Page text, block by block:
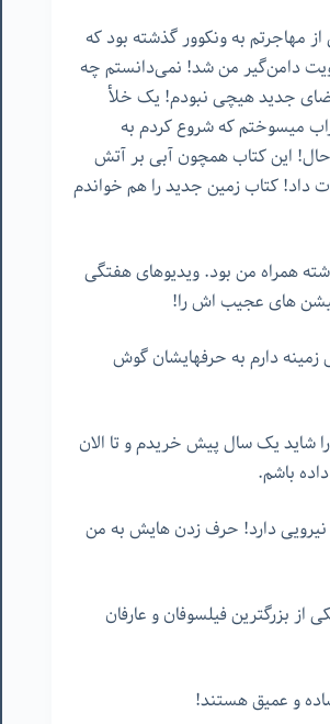
مهاجرتم به ونکوور گذشته بود که
دامن‌گیر من شد! نمی‌دانستم چه
جدید هیچی نبودم! یک خلأ
میسوختم که شروع کردم به
این کتاب همچون آبی بر آتش
داد! کتاب زمین جدید را هم خواندم
٩ سال گذشته همراه من بود. ویدیوهای هفتگی
های عجیب اش را!
دارم به حرفهایشان گوش
شاید یک سال پیش خریدم و تا الان
باشم.
نیرویی دارد! حرف زدن هایش به من
از بزرگترین فیلسوفان و عارفان
و عمیق هستند!